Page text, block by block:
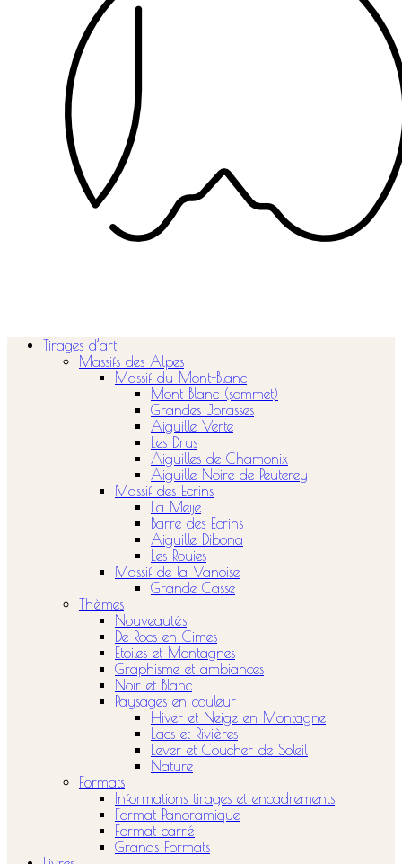
Tirages d’art
Massifs des Alpes
Massif du Mont-Blanc
Mont Blanc (sommet)
Grandes Jorasses
Aiguille Verte
Les Drus
Aiguilles de Chamonix
Aiguille Noire de Peuterey
Massif des Ecrins
La Meije
Barre des Ecrins
Aiguille Dibona
Les Rouies
Massif de la Vanoise
Grande Casse
Thèmes
Nouveautés
De Rocs en Cimes
Etoiles et Montagnes
Graphisme et ambiances
Noir et Blanc
Paysages en couleur
Hiver et Neige en Montagne
Lacs et Rivières
Lever et Coucher de Soleil
Nature
Formats
Informations tirages et encadrements
Format Panoramique
Format carré
Grands Formats